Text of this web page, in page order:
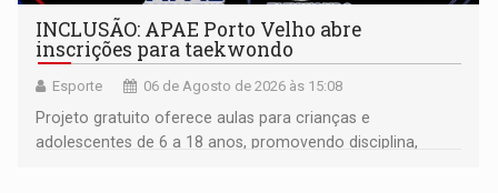
INCLUSÃO: APAE Porto Velho abre
inscrições para taekwondo
Esporte 06 de Agosto de 2026 às 15:08
Projeto gratuito oferece aulas para crianças e
adolescentes de 6 a 18 anos, promovendo disciplina,